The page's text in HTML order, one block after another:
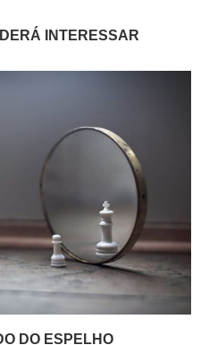
INTERESSAR
DO ESPELHO